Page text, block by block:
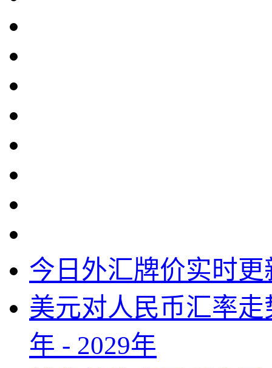
今日外汇牌价实时更
美元对人民币汇率
年 - 2029年